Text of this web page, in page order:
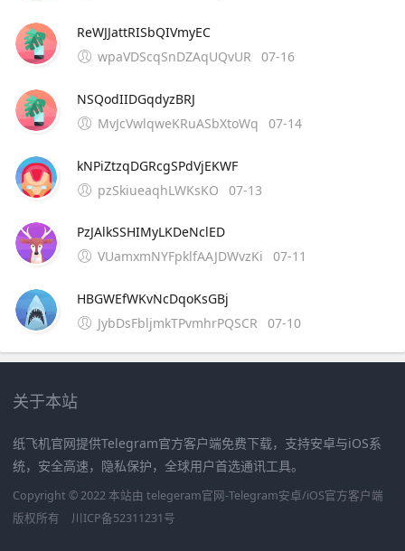
ReWJJattRISbQIVmyEC
wpaVDScqSnDZAqUQvUR
07-16
NSQodIIDGqdyzBRJ
MvJcVwlqweKRuASbXtoWq
07-14
kNPiZtzqDGRcgSPdVjEKWF
pzSkiueaqhLWKsKO
07-13
PzJAlkSSHIMyLKDeNclED
VUamxmNYFpklfAAJDWvzKi
07-11
HBGWEfWKvNcDqoKsGBj
JybDsFbljmkTPvmhrPQSCR
07-10
关于本站
纸飞机官网提供Telegram官方客户端免费下载，支持安卓与iOS系
统，安全高速，隐私保护，全球用户首选通讯工具。
Copyright © 2022 本站由 telegeram官网-Telegram安卓/iOS官方客户端
版权所有
川ICP备52311231号